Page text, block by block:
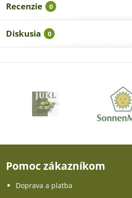
Recenzie 0
Diskusia 0
Pomoc zákazníkom
Doprava a platba